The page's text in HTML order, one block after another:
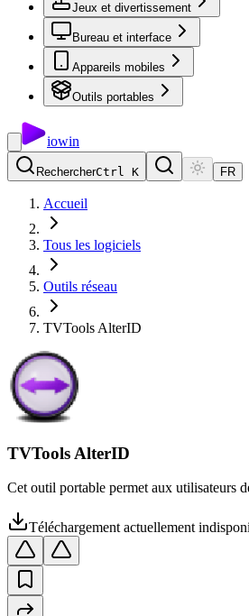
Jeux et divertissement
Bureau et interface
Appareils mobiles
Outils portables
iowin
RechercherCtrl K FR
Accueil
Tous les logiciels
Outils réseau
TVTools AlterID
TVTools AlterID
Cet outil portable permet aux utilisateurs
Téléchargement actuellement